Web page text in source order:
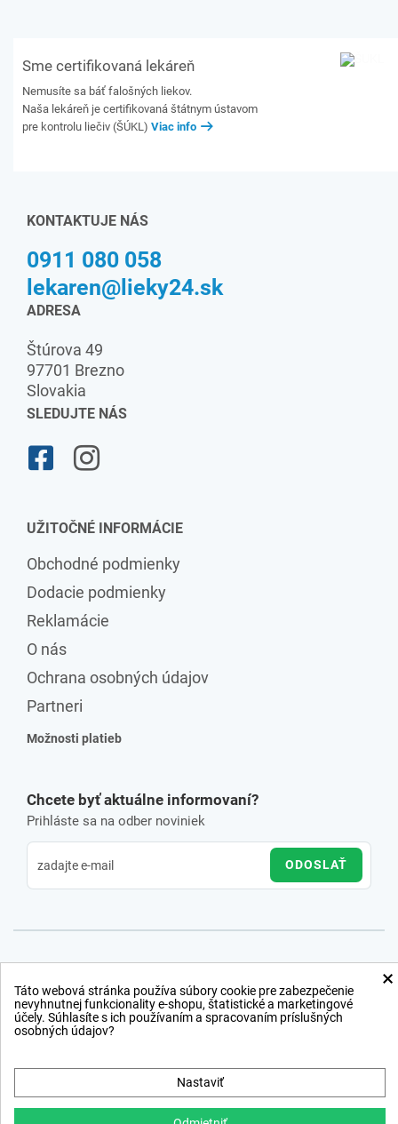
Sme certifikovaná lekáreň
Nemusíte sa báť falošných liekov.
Naša lekáreň je certifikovaná štátnym ústavom
pre kontrolu liečiv (ŠÚKL) Viac info
KONTAKTUJE NÁS
0911 080 058
lekaren@lieky24.sk
ADRESA
Štúrova 49
97701 Brezno
Slovakia
SLEDUJTE NÁS
UŽITOČNÉ INFORMÁCIE
Obchodné podmienky
Dodacie podmienky
Reklamácie
O nás
Ochrana osobných údajov
Partneri
Možnosti platieb
Chcete byť aktuálne informovaní?
Prihláste sa na odber noviniek
ODOSLAŤ
×
Táto webová stránka používa súbory cookie pre zabezpečenie
nevyhnutnej funkcionality e-shopu, štatistické a marketingové
účely. Súhlasíte s ich používaním a spracovaním príslušných
osobných údajov?
Nastaviť